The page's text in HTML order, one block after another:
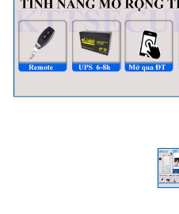
Camera trọn bộ giá ưu đãi
Đầu ghi hình
Đồ dùng Gia đình & Công
nghệ
Camera trọn bộ giá ưu đãi
Đầu ghi hình
0934 101 399